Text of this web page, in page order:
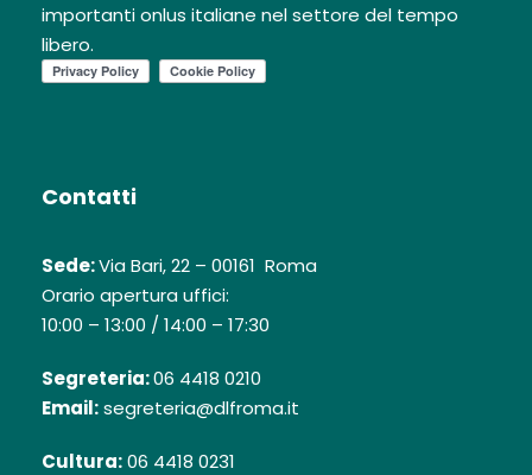
importanti onlus italiane nel settore del tempo
libero.
Contatti
Sede:Via Bari, 22 – 00161 Roma
Orario apertura uffici:
10:00 – 13:00 / 14:00 – 17:30
Segreteria:06 4418 0210
Email:segreteria@dlfroma.it
Cultura:06 4418 0231